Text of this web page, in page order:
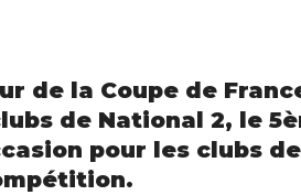
de la Coupe de
de National 2, le
pour les clubs